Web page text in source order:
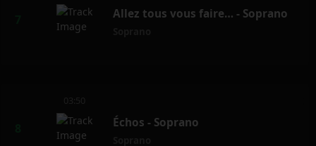
Allez tous vous faire… - Soprano
03:50
Échos - Soprano